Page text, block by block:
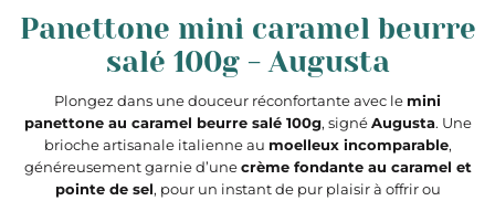
Panettone mini caramel beurre
salé 100g - Augusta
Plongez dans une douceur réconfortante avec le mini
panettone au caramel beurre salé 100g, signéAugusta. Une
brioche artisanale italienne au moelleux incomparable,
généreusement garnie d’unecrème fondante au caramel et
pointe de sel, pour un instant de pur plaisir à offrir ou